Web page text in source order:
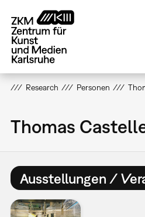
zum
Inhalt
Research Personen
Thomas
Ausstellungen /